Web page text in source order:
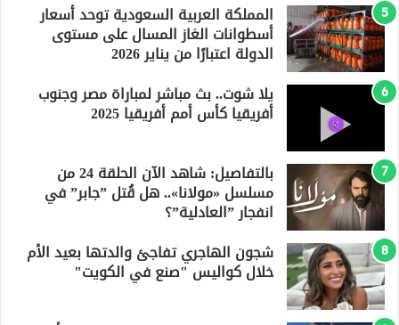
المملكة العربية السعودية توحد أسعار
أسطوانات الغاز المسال على مستوى
الدولة اعتبارًا من يناير 2026
يلا شوت.. بث مباشر لمباراة مصر وجنوب
أفريقيا كأس أمم أفريقيا 2025
بالتفاصيل: شاهد الآن الحلقة 24 من
مسلسل «مولانا».. هل قُتل ”جابر” في
انفجار ”العادلية”؟
شجون الهاجري تفاجئ والدتها بعيد الأم
خلال كواليس "صنع في الكويت"